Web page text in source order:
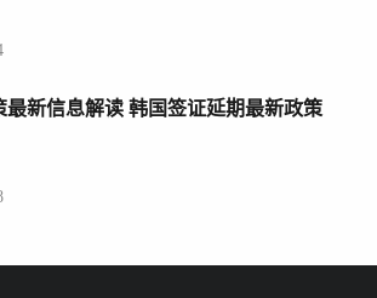
最新信息解读 韩国签证延期最新政策